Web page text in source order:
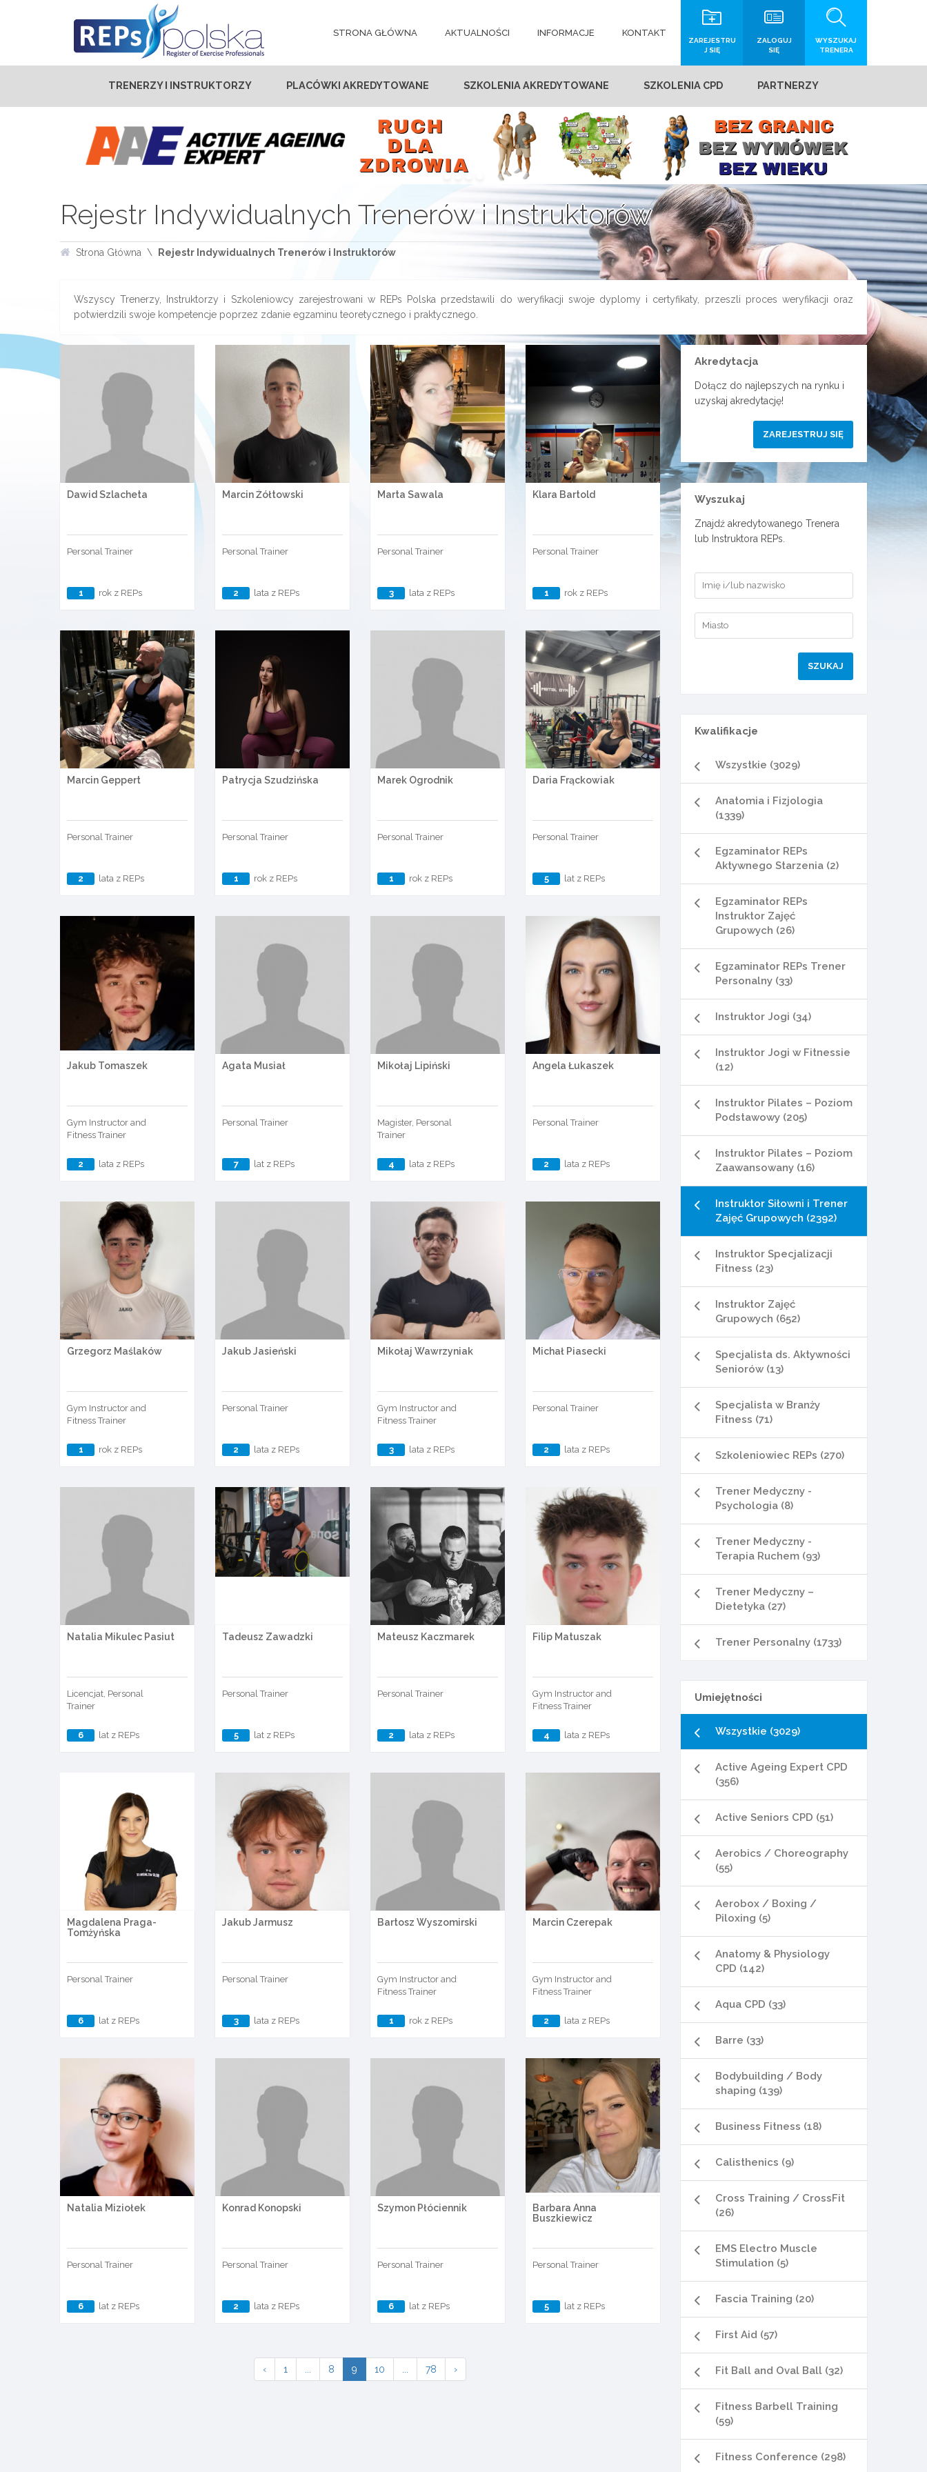
STRONA GŁÓWNA AKTUALNOŚCI INFORMACJE KONTAKT
WYSZUKAJ
TRENERA
ZALOGUJ
SIĘ
ZAREJESTRU
J SIĘ
TRENERZY I INSTRUKTORZY PLACÓWKI AKREDYTOWANE SZKOLENIA AKREDYTOWANE SZKOLENIA CPD PARTNERZY
Rejestr Indywidualnych Trenerów i Instruktorów
Strona Główna Rejestr Indywidualnych Trenerów i Instruktorów
Wszyscy Trenerzy, Instruktorzy i Szkoleniowcy zarejestrowani w REPs Polska przedstawili do weryfikacji swoje dyplomy i certyfikaty, przeszli proces weryfikacji oraz
potwierdzili swoje kompetencje poprzez zdanie egzaminu teoretycznego i praktycznego.
Dawid Szlacheta
Personal Trainer
1 rok z REPs
Marcin Żółtowski
Personal Trainer
2 lata z REPs
Marta Sawala
Personal Trainer
3 lata z REPs
Klara Bartold
Personal Trainer
1 rok z REPs
Marcin Geppert
Personal Trainer
2 lata z REPs
Patrycja Szudzińska
Personal Trainer
1 rok z REPs
Marek Ogrodnik
Personal Trainer
1 rok z REPs
Daria Frąckowiak
Personal Trainer
5 lat z REPs
Jakub Tomaszek
Gym Instructor and
Fitness Trainer
2 lata z REPs
Agata Musiał
Personal Trainer
7 lat z REPs
Mikołaj Lipiński
Magister, Personal
Trainer
4 lata z REPs
Angela Łukaszek
Personal Trainer
2 lata z REPs
Grzegorz Maślaków
Gym Instructor and
Fitness Trainer
1 rok z REPs
Jakub Jasieński
Personal Trainer
2 lata z REPs
Mikołaj Wawrzyniak
Gym Instructor and
Fitness Trainer
3 lata z REPs
Michał Piasecki
Personal Trainer
2 lata z REPs
Natalia Mikulec Pasiut
Licencjat, Personal
Trainer
6 lat z REPs
Tadeusz Zawadzki
Personal Trainer
5 lat z REPs
Mateusz Kaczmarek
Personal Trainer
2 lata z REPs
Filip Matuszak
Gym Instructor and
Fitness Trainer
4 lata z REPs
Magdalena Praga-
Tomżyńska
Personal Trainer
6 lat z REPs
Jakub Jarmusz
Personal Trainer
3 lata z REPs
Bartosz Wyszomirski
Gym Instructor and
Fitness Trainer
1 rok z REPs
Marcin Czerepak
Gym Instructor and
Fitness Trainer
2 lata z REPs
Natalia Miziołek
Personal Trainer
6 lat z REPs
Konrad Konopski
Personal Trainer
2 lata z REPs
Szymon Płóciennik
Personal Trainer
6 lat z REPs
Barbara Anna
Buszkiewicz
Personal Trainer
5 lat z REPs
‹ 1 8 9 10 78 ›
Akredytacja
Dołącz do najlepszych na rynku i
uzyskaj akredytację!
ZAREJESTRUJ SIĘ
Wyszukaj
Znajdź akredytowanego Trenera
lub Instruktora REPs.
Kwalifikacje
Wszystkie (3029)
Anatomia i Fizjologia
(1339)
Egzaminator REPs
Aktywnego Starzenia (2)
Egzaminator REPs
Instruktor Zajęć
Grupowych (26)
Egzaminator REPs Trener
Personalny (33)
Instruktor Jogi (34)
Instruktor Jogi w Fitnessie
(12)
Instruktor Pilates – Poziom
Podstawowy (205)
Instruktor Pilates – Poziom
Zaawansowany (16)
Instruktor Siłowni i Trener
Zajęć Grupowych (2392)
Instruktor Specjalizacji
Fitness (23)
Instruktor Zajęć
Grupowych (652)
Specjalista ds. Aktywności
Seniorów (13)
Specjalista w Branży
Fitness (71)
Szkoleniowiec REPs (270)
Trener Medyczny -
Psychologia (8)
Trener Medyczny -
Terapia Ruchem (93)
Trener Medyczny –
Dietetyka (27)
Trener Personalny (1733)
Umiejętności
Wszystkie (3029)
Active Ageing Expert CPD
(356)
Active Seniors CPD (51)
Aerobics / Choreography
(55)
Aerobox / Boxing /
Piloxing (5)
Anatomy & Physiology
CPD (142)
Aqua CPD (33)
Barre (33)
Bodybuilding / Body
shaping (139)
Business Fitness (18)
Calisthenics (9)
Cross Training / CrossFit
(26)
EMS Electro Muscle
Stimulation (5)
Fascia Training (20)
First Aid (57)
Fit Ball and Oval Ball (32)
Fitness Barbell Training
(59)
Fitness Conference (298)